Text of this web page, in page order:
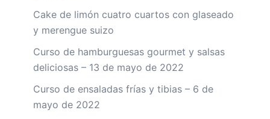
Cake de limón cuatro cuartos con glaseado
y merengue suizo
Curso de hamburguesas gourmet y salsas
deliciosas – 13 de mayo de 2022
Curso de ensaladas frías y tibias – 6 de
mayo de 2022